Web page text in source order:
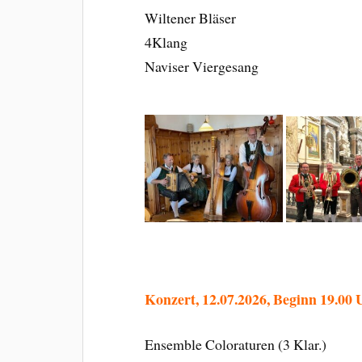
Wiltener Bläser
4Klang
Naviser Viergesang
Konzert, 12.07.2026, Beginn 19.00
Ensemble Coloraturen (3 Klar.)